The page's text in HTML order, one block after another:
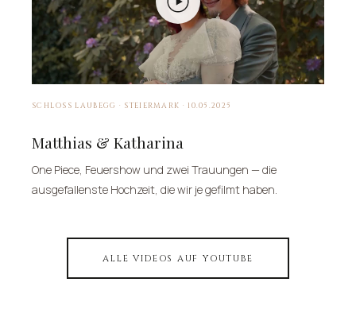
SCHLOSS LAUBEGG · STEIERMARK · 10.05.2025
Matthias & Katharina
One Piece, Feuershow und zwei Trauungen — die
ausgefallenste Hochzeit, die wir je gefilmt haben.
ALLE VIDEOS AUF YOUTUBE